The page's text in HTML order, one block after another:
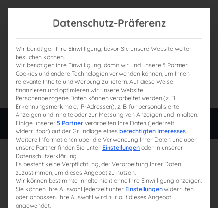
0
Gesamtpreis
0,00 €
31. Juli 2024
Datenschutz-Präferenz
Wir benötigen Ihre Einwilligung, bevor Sie unsere Website weiter
besuchen können.
Wir benötigen Ihre Einwilligung, damit wir und unsere 5 Partner
Cookies und andere Technologien verwenden können, um Ihnen
relevante Inhalte und Werbung zu liefern. Auf diese Weise
finanzieren und optimieren wir unsere Website.
Personenbezogene Daten können verarbeitet werden (z. B.
Erkennungsmerkmale, IP-Adressen), z. B. für personalisierte
Anzeigen und Inhalte oder zur Messung von Anzeigen und Inhalten.
Einige unserer 5 Partner verarbeiten Ihre Daten (jederzeit
widerrufbar) auf der Grundlage eines berechtigten Interesses.
Weitere Informationen über die Verwendung Ihrer Daten und über
unsere Partner finden Sie unter Einstellungen oder in unserer
Datenschutzerklärung.
Es besteht keine Verpflichtung, der Verarbeitung Ihrer Daten
zuzustimmen, um dieses Angebot zu nutzen.
Wir können bestimmte Inhalte nicht ohne Ihre Einwilligung anzeigen.
Sie können Ihre Auswahl jederzeit unter Einstellungen widerrufen
oder anpassen. Ihre Auswahl wird nur auf dieses Angebot
angewendet.